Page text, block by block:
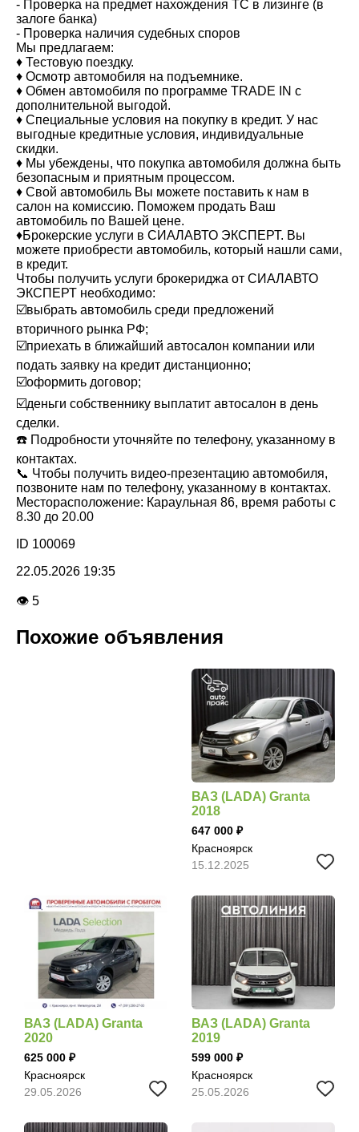
- Проверка на предмет нахождения ТС в лизинге (в
залоге банка)
- Проверка наличия судебных споров
Мы предлагаем:
♦️ Тестовую поездку.
♦️ Осмотр автомобиля на подъемнике.
♦️ Обмен автомобиля по программе TRADE IN с
дополнительной выгодой.
♦️ Специальные условия на покупку в кредит. У нас
выгодные кредитные условия, индивидуальные
скидки.
♦️ Мы убеждены, что покупка автомобиля должна быть
безопасным и приятным процессом.
♦️ Свой автомобиль Вы можете поставить к нам в
салон на комиссию. Поможем продать Ваш
автомобиль по Вашей цене.
♦️Брокерские услуги в СИАЛАВТО ЭКСПЕРТ. Вы
можете приобрести автомобиль, который нашли сами,
в кредит.
Чтобы получить услуги брокериджа от СИАЛАВТО
ЭКСПЕРТ необходимо:
☑️выбрать автомобиль среди предложений
вторичного рынка РФ;
☑️приехать в ближайший автосалон компании или
подать заявку на кредит дистанционно;
☑️оформить договор;
☑️деньги собственнику выплатит автосалон в день
сделки.
☎️ Подробности уточняйте по телефону, указанному в
контактах.
📞 Чтобы получить видео-презентацию автомобиля,
позвоните нам по телефону, указанному в контактах.
Месторасположение: Караульная 86, время работы с
8.30 до 20.00
ID 100069
22.05.2026 19:35
👁 5
Похожие объявления
ВАЗ (LADA) Granta
2018
647 000
Красноярск
15.12.2025
ВАЗ (LADA) Granta
2020
625 000
Красноярск
29.05.2026
ВАЗ (LADA) Granta
2019
599 000
Красноярск
25.05.2026